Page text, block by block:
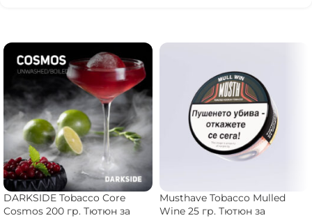
DARKSIDE Tobacco Core
Cosmos 200 гр. Тютюн за
Musthave Tobacco Mulled
Wine 25 гр. Тютюн за